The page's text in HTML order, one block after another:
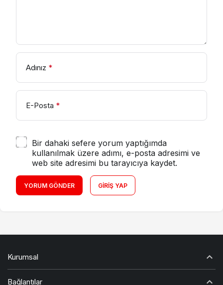
Adınız *
E-Posta *
Bir dahaki sefere yorum yaptığımda
kullanılmak üzere adımı, e-posta adresimi ve
web site adresimi bu tarayıcıya kaydet.
YORUM GÖNDER GIRIŞ YAP
Kurumsal
Bağlantılar